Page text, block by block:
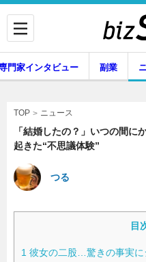
門家インタビュー 副業
TOP ニュース
「結婚したの？」いつの間
起きた“不思議体験”
つる
目
1 彼女の二股…驚きの事実に